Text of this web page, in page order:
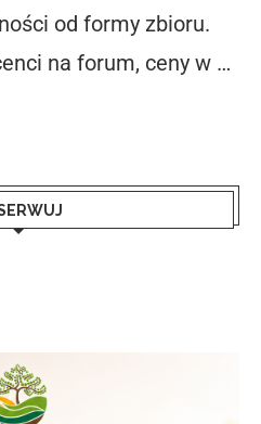
od formy zbioru.
na forum, ceny w …